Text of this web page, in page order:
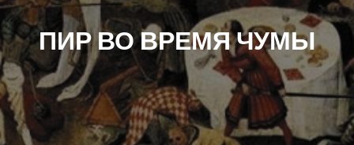
ПИР ВО ВРЕМЯ ЧУМЫ